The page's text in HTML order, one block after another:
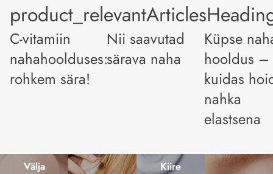
C-vitamiin
nahahoolduses:
rohkem sära!
Nii saavutad
särava naha
Küpse
hooldus –
kuidas
nahka
elastsena
Välja
Kiire